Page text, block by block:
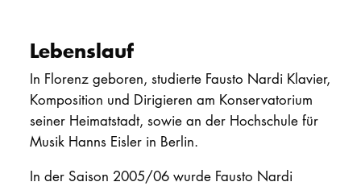
Lebenslauf
In Florenz geboren, studierte Fausto Nardi Klavier,
Komposition und Dirigieren am Konservatorium
seiner Heimatstadt, sowie an der Hochschule für
Musik Hanns Eisler in Berlin.
In der Saison 2005/06 wurde Fausto Nardi
myCampus